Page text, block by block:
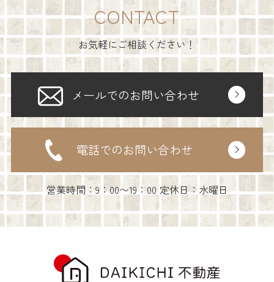
CONTACT
お気軽にご相談ください！
メールでのお問い合わせ
電話でのお問い合わせ
営業時間：9：00〜19：00 定休日：水曜日